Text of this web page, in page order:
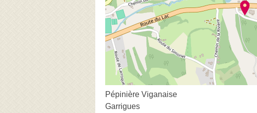
Pépinière Viganaise
Garrigues